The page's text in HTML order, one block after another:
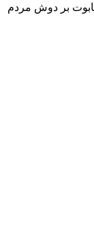
بر دوش مردم